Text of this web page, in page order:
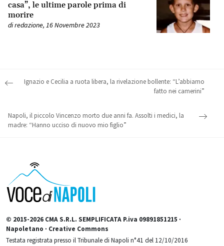
casa”, le ultime parole prima di
morire
diredazione, 16 Novembre 2023
Post navigation
Ignazio e Cecilia a ruota libera, la rivelazione bollente: “L’abbiamo
fatto nei camerini”
Napoli, il piccolo Vincenzo morto due anni fa. Assolti i medici, la
madre: “Hanno ucciso di nuovo mio figlio”
© 2015-2026 CMA S.R.L. SEMPLIFICATA P.iva 09891851215 ·
Napoletano · Creative Commons
Testata registrata presso il Tribunale di Napoli n°41 del 12/10/2016